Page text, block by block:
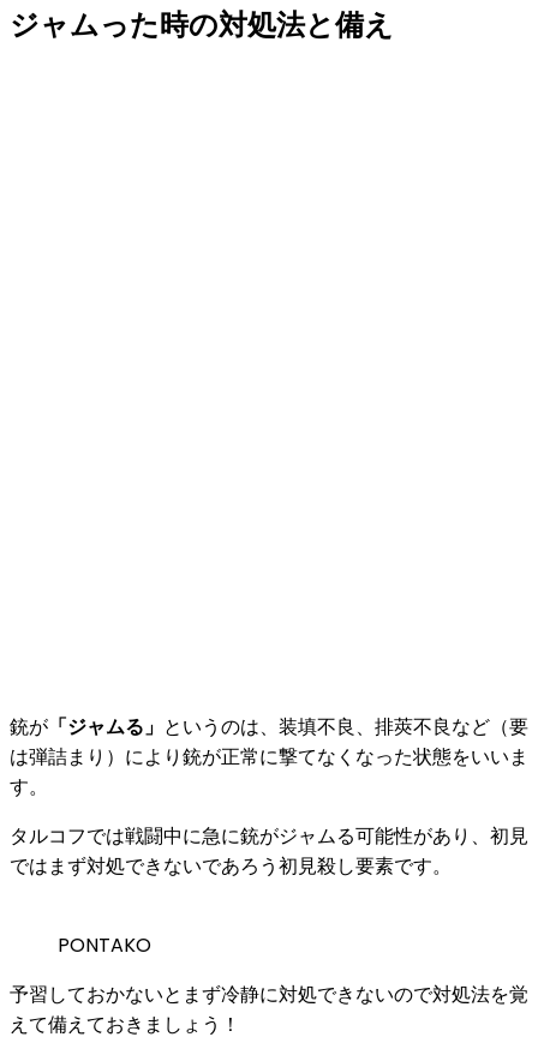
ジャムった時の対処法と備え
銃が 「ジャムる」 というのは、装填不良、排莢不良など（要
は弾詰まり）により銃が正常に撃てなくなった状態をいいま
す。
タルコフでは戦闘中に急に銃がジャムる可能性があり、初見
ではまず対処できないであろう初見殺し要素です。
PONTAKO
予習しておかないとまず冷静に対処できないので対処法を覚
えて備えておきましょう！